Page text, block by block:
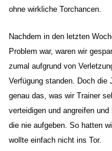
ohne wirkliche Torchancen.
Nachdem in den letzten
Problem war, waren wir
zumal aufgrund von
Verfügung standen. Doch die
genau das, was wir Trainer
verteidigen und angreifen
die nie aufgeben. So hatten
wollte einfach nicht ins Tor.